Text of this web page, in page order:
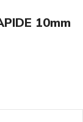
10mm